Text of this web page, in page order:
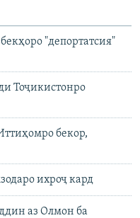
"депортатсия"
Тоҷикистонро
бекор,
ихроҷ кард
аз Олмон ба